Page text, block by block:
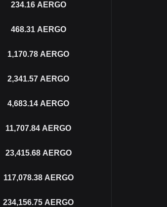
234.16 AERGO
468.31 AERGO
1,170.78 AERGO
2,341.57 AERGO
4,683.14 AERGO
11,707.84 AERGO
23,415.68 AERGO
117,078.38 AERGO
234,156.75 AERGO